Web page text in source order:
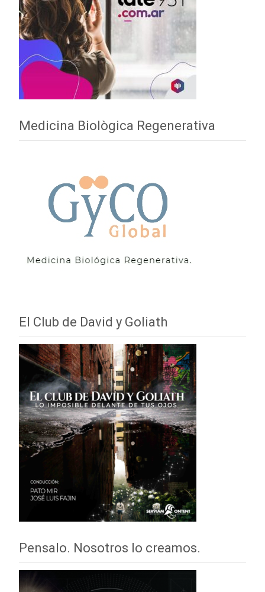
Medicina Biològica Regenerativa
El Club de David y Goliath
Pensalo. Nosotros lo creamos.